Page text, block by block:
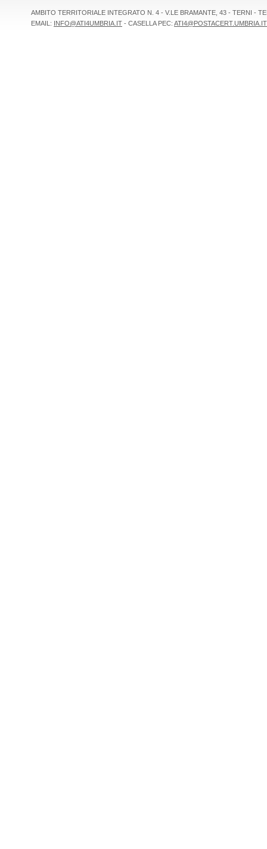
AMBITO TERRITORIALE INTEGRATO N. 4 - V.LE BRAMANTE, 43 - TERNI -
EMAIL: INFO@ATI4UMBRIA.IT - CASELLA PEC: ATI4@POSTACERT.UMBRIA.IT